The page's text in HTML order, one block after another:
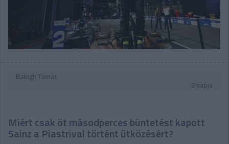
Balogh Tamás
9 napja
Miért csak öt másodperces büntetést kapott
Sainz a Piastrival történt ütközésért?